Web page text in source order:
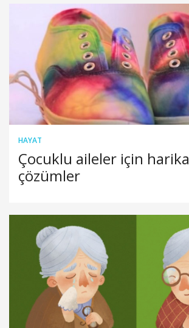
HAYAT
Çocuklu aileler için harika
çözümler